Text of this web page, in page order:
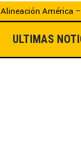
Alineación América
ULTIMAS